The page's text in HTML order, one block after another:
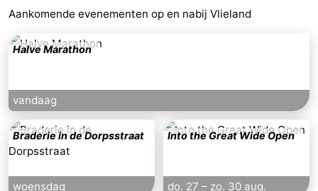
Aankomende evenementen op en nabij Vlieland
Halve Marathon
vandaag
Braderie in de Dorpsstraat
woensdag
Into the Great Wide Open
do. 27 – zo. 30 aug.